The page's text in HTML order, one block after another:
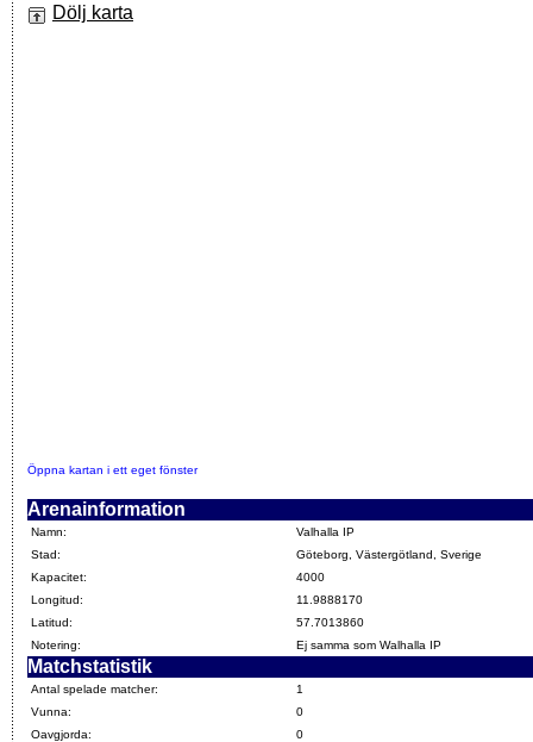
Dölj karta
Öppna kartan i ett eget fönster
Arenainformation
Namn:
Valhalla IP
Stad:
Göteborg, Västergötland, Sverige
Kapacitet:
4000
Longitud:
11.9888170
Latitud:
57.7013860
Notering:
Ej samma som Walhalla IP
Matchstatistik
Antal spelade matcher:
1
Vunna:
0
Oavgjorda:
0